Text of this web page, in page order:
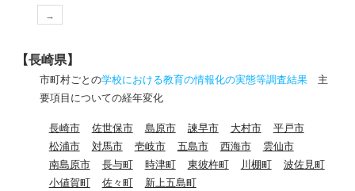
し合っていました。その
の振り返りをノートにしっ
かり書き込んでいました。
クロムブックは使っていま
せん。 授業をする担任は、
体育館で遊びました。もう
いと思います。 １、２年生
の図工の様子です。今日
は、遠足の時の楽しい思い
→
【長崎県】
市町村ごとの学校における教育の情報化の実態等調査結果 主
要項目についての経年変化
長崎市 佐世保市 島原市 諫早市 大村市
平戸市
松浦市
対馬市 壱岐市 五島市 西海市
雲仙市
南島原市
長与町 時津町 東彼杵町 川棚町
波佐見町
小値賀町
佐々町 新上五島町